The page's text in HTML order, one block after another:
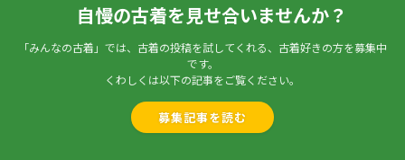
自慢の古着を見せ合いませんか？
「みんなの古着」では、古着の投稿を試してくれる、古着好きの方を募集中
です。
くわしくは以下の記事をご覧ください。
募集記事を読む